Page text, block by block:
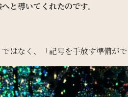
と導いてくれたのです。
はなく、「記号を手放す準備がで